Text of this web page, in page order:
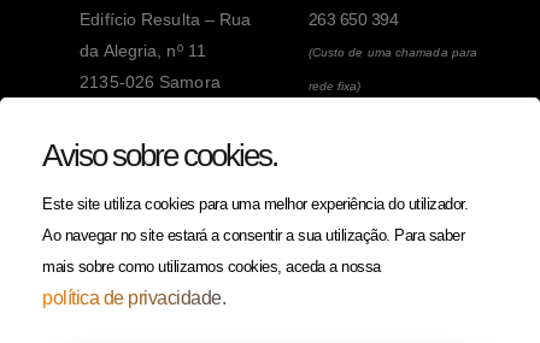
Edifício Resulta – Rua
da Alegria, nº 11
2135-026 Samora
263 650 394
rede fixa)
Porto (Filial)
263 650 394
(Custo de uma chamada para
rede fixa)
Política da Privacidade
Aviso sobre cookies.
Este site utiliza cookies para uma melhor experiência do utilizador.
Ao navegar no site estará a consentir a sua utilização. Para saber
mais sobre como utilizamos cookies, aceda a nossa
política de privacidade.